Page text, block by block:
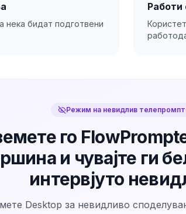
нека бидат подготвени
Работи
Режим на невидлив
го
и чувајте ги
интервјуто
Desktop за невидливо